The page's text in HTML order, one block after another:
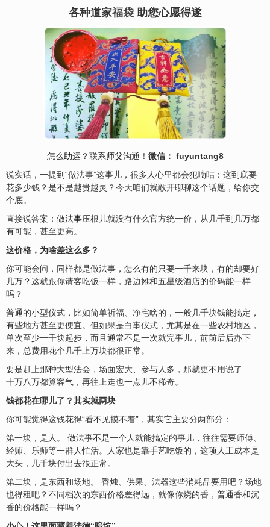
各种道家福袋助您心愿得遂
怎么助运 ？联系师父沟通！ 微信： fuyuntang8
说实话，一提到“做法事”这事儿，很多人心里都会犯嘀咕：这到底要
花多少钱？是不是越贵越灵？今天咱们就敞开聊聊这个话题，给你交
个底。
直接说答案：做法事压根儿就没有什么官方统一价，从几千到几万都
有可能，甚至更高。
这价格，为啥差这么多？
你可能会问，同样都是做法事，怎么有的只要一千来块，有的却要好
几万？这就跟你请客吃饭一样，路边摊和五星级酒店的价码能一样
吗？
普通的小型仪式，比如简单祈福、 净宅啥的，一般几千块钱能搞定，
有些地方甚至更便宜。但如果是白事仪式，尤其是在一些农村地区，
单次至少一千块起步，而且通常不是一次就完事儿，前前后后办下
来，总费用花个几千上万块都很正常。
要是赶上那种大型法会，场面宏大、参与人多，那就更不用说了——
十万八万都算客气，再往上走也一点儿不稀奇。
钱都花在哪儿了？其实就两块
你可能觉得这钱花得“看不见摸不着”，其实它主要分两部分：
第一块，是人。 做法事不是一个人就能搞定的事儿，往往需要师傅、
经师、乐师等一群人忙活。人家也是靠手艺吃饭的，这项人工成本是
大头，几千块付出去很正常。
第二块，是东西和场地。 香烛、供果、法器这些消耗品要用吧？场地
也得租吧？不同档次的东西价格差得远，就像你烧的香，普通香和沉
香的价格能一样吗？